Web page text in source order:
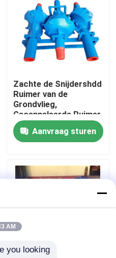
Zachte de Snijdershdd
Ruimer van de
Grondvlieg,
Gecanneleerde Ruimer
HDD voor Horizontale
Richtingboring
Aanvraag sturen
AM
you looking